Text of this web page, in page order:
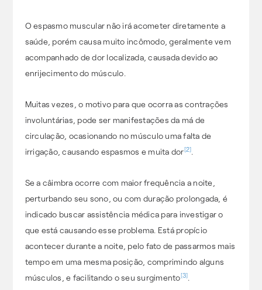
O espasmo muscular não irá acometer diretamente a
saúde, porém causa muito incômodo, geralmente vem
acompanhado de dor localizada, causada devido ao
enrijecimento do músculo.
Muitas vezes, o motivo para que ocorra as contrações
involuntárias, pode ser manifestações da má de
circulação, ocasionando no músculo uma falta de
irrigação, causando espasmos e muita dor[2]
Se a câimbra ocorre com maior frequência a noite,
perturbando seu sono, ou com duração prolongada, é
indicado buscar assistência médica para investigar o
que está causando esse problema. Está propício
acontecer durante a noite, pelo fato de passarmos mais
tempo em uma mesma posição, comprimindo alguns
músculos, e facilitando o seu surgimento[3]